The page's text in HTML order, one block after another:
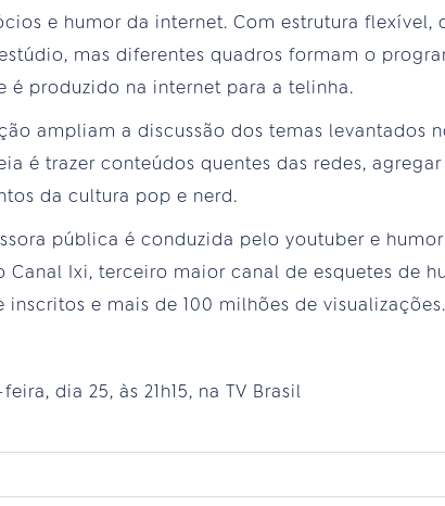
e humor da internet. Com estrutura
mas diferentes quadros formam o
é produzido na internet para a telinha.
ampliam a discussão dos temas levantados
é trazer conteúdos quentes das redes,
da cultura pop e nerd.
pública é conduzida pelo youtuber e
Canal Ixi, terceiro maior canal de esquetes de
inscritos e mais de 100 milhões de visualizações.
dia 25, às 21h15, na TV Brasil